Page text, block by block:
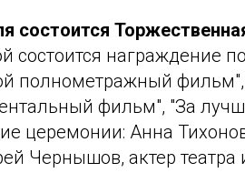
состоится
состоится награждение
полнометражный
фильм", "За
церемонии: Анна
Чернышов, актер театра